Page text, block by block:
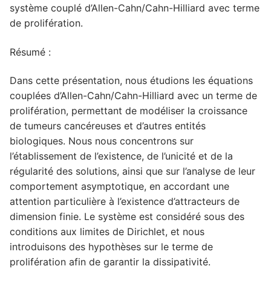
système couplé d’Allen-Cahn/Cahn-Hilliard avec terme
de prolifération.
Résumé :
Dans cette présentation, nous étudions les équations
couplées d’Allen-Cahn/Cahn-Hilliard avec un terme de
prolifération, permettant de modéliser la croissance
de tumeurs cancéreuses et d’autres entités
biologiques. Nous nous concentrons sur
l’établissement de l’existence, de l’unicité et de la
régularité des solutions, ainsi que sur l’analyse de leur
comportement asymptotique, en accordant une
attention particulière à l’existence d’attracteurs de
dimension finie. Le système est considéré sous des
conditions aux limites de Dirichlet, et nous
introduisons des hypothèses sur le terme de
prolifération afin de garantir la dissipativité.